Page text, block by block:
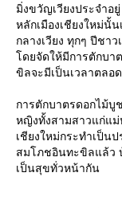
มิ่งขวัญเวียงประจำอ
หลักเมืองเชียงใหม่นั้
กลางเวียง ทุกๆ ปีชา
ดยจัดให้มีการตักบาต
ขิลจะมีเป็นเวลาตลอ
การตักบาตรดอกไม้บู
หญิงทั้งสามสาวแก่แม่
เชียงใหม่กระทำเป็น
สมโภชอินทะขิลแล้ว
เป็นสุขทั่วหน้ากัน